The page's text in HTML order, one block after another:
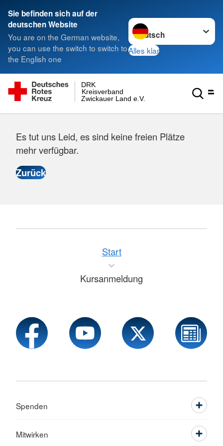
Sie befinden sich auf der
deutschen Website
You are on the German website,
you can use the switch to switch to
the English one
Sprache wechseln zu
Alles klar
Zwickauer Land e.V.
Kreisverband
DRK
Es tut uns Leid, es sind keine freien Plätze
mehr verfügbar.
Start
Kursanmeldung
Spenden
Mitwirken